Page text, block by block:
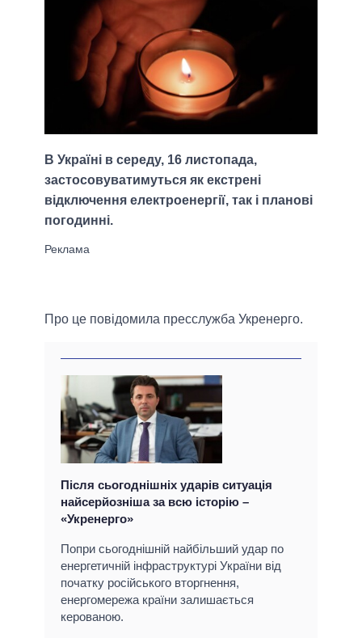
В Україні в середу, 16 листопада,
застосовуватимуться як екстрені
відключення електроенергії, так і планові
погодинні.
Про це повідомила пресслужба Укренерго.
Після сьогоднішніх ударів ситуація
найсерйозніша за всю історію –
«Укренерго»
Попри сьогоднішній найбільший удар по
енергетичній інфраструктурі України від
початку російського вторгнення,
енергомережа країни залишається
керованою.